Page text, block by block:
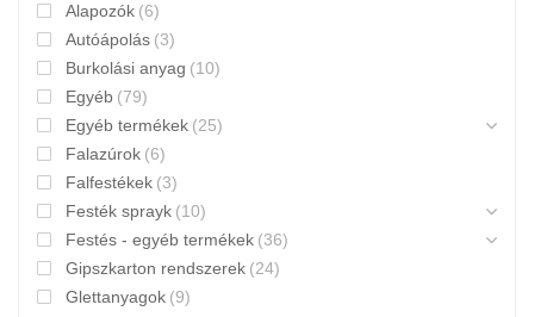
Alapozók (6)
Autóápolás (3)
Burkolási anyag (10)
Egyéb (79)
Egyéb termékek (25)
Falazúrok (6)
Falfestékek (3)
Festék sprayk (10)
Festés - egyéb termékek (36)
Gipszkarton rendszerek (24)
Glettanyagok (9)